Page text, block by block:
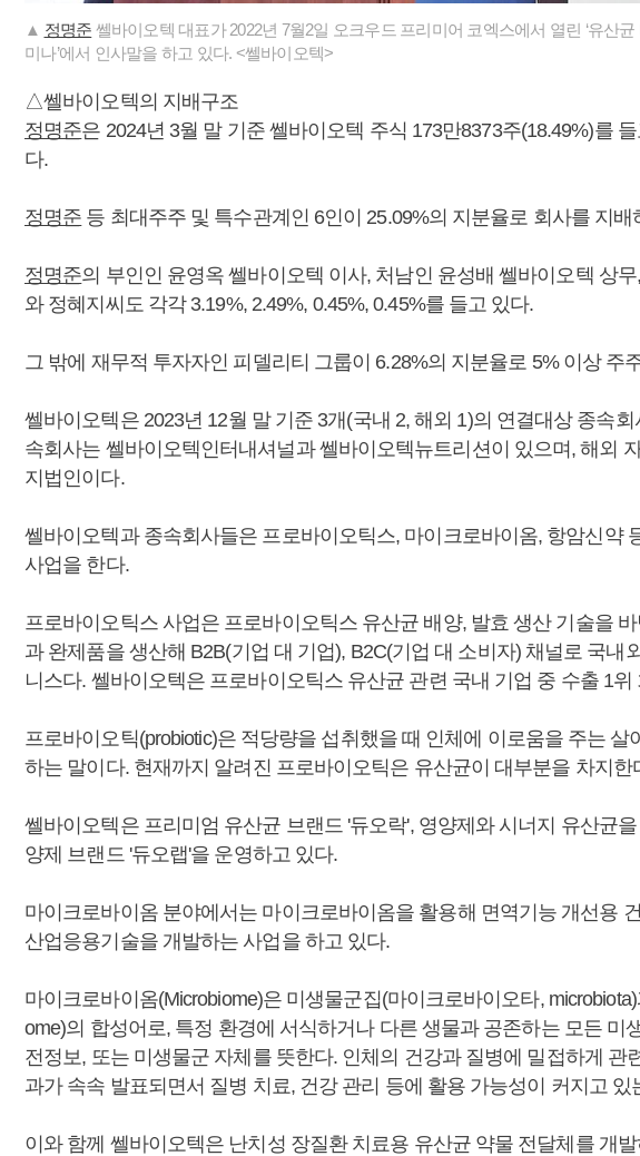
▲ 정명준 쎌바이오텍 대표가 2022년 7월2일 오크우드 프리미어 코엑스에서 열린 ‘유산
미나’에서 인사말을 하고 있다. <쎌바이오텍>
△쎌바이오텍의 지배구조
정명준은 2024년 3월 말 기준 쎌바이오텍 주식 173만8373주(18.49%)를
다.
정명준 등 최대주주 및 특수관계인 6인이 25.09%의 지분율로 회사를 지배
정명준의 부인인 윤영옥 쎌바이오텍 이사, 처남인 윤성배 쎌바이오텍 상무
와 정혜지씨도 각각 3.19%, 2.49%, 0.45%, 0.45%를 들고 있다.
그 밖에 재무적 투자자인 피델리티 그룹이 6.28%의 지분율로 5% 이상 주
쎌바이오텍은 2023년 12월 말 기준 3개(국내 2, 해외 1)의 연결대상 종속
속회사는 쎌바이오텍인터내셔널과 쎌바이오텍뉴트리션이 있으며, 해외
지법인이다.
쎌바이오텍과 종속회사들은 프로바이오틱스, 마이크로바이옴, 항암신약
사업을 한다.
프로바이오틱스 사업은 프로바이오틱스 유산균 배양, 발효 생산 기술을
과 완제품을 생산해 B2B(기업 대 기업), B2C(기업 대 소비자) 채널로 국내
니스다. 쎌바이오텍은 프로바이오틱스 유산균 관련 국내 기업 중 수출 1위
프로바이오틱(probiotic)은 적당량을 섭취했을 때 인체에 이로움을 주는 살
하는 말이다. 현재까지 알려진 프로바이오틱은 유산균이 대부분을 차지한
쎌바이오텍은 프리미엄 유산균 브랜드 '듀오락', 영양제와 시너지 유산균
양제 브랜드 '듀오랩'을 운영하고 있다.
마이크로바이옴 분야에서는 마이크로바이옴을 활용해 면역기능 개선용
산업응용기술을 개발하는 사업을 하고 있다.
마이크로바이옴(Microbiome)은 미생물군집(마이크로바이오타,
ome)의 합성어로, 특정 환경에 서식하거나 다른 생물과 공존하는 모든 미
전정보, 또는 미생물군 자체를 뜻한다. 인체의 건강과 질병에 밀접하게 관
과가 속속 발표되면서 질병 치료, 건강 관리 등에 활용 가능성이 커지고 있
이와 함께 쎌바이오텍은 난치성 장질환 치료용 유산균 약물 전달체를 개